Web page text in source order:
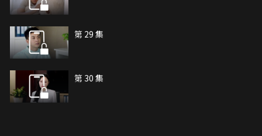
第 29 集
第 30 集